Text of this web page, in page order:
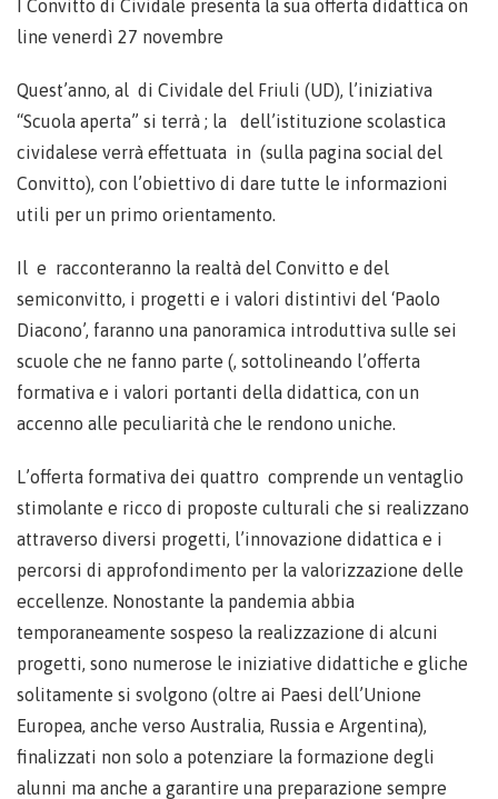
I Convitto di Cividale presenta la sua offerta didattica on
line venerdì 27 novembre
Quest’anno, al di Cividale del Friuli (UD), l’iniziativa
“Scuola aperta” si terrà ; la dell’istituzione scolastica
cividalese verrà effettuata in (sulla pagina social del
Convitto), con l’obiettivo di dare tutte le informazioni
utili per un primo orientamento.
Il e racconteranno la realtà del Convitto e del
semiconvitto, i progetti e i valori distintivi del ‘Paolo
Diacono’, faranno una panoramica introduttiva sulle sei
scuole che ne fanno parte (, sottolineando l’offerta
formativa e i valori portanti della didattica, con un
accenno alle peculiarità che le rendono uniche.
L’offerta formativa dei quattro comprende un ventaglio
stimolante e ricco di proposte culturali che si realizzano
attraverso diversi progetti, l’innovazione didattica e i
percorsi di approfondimento per la valorizzazione delle
eccellenze. Nonostante la pandemia abbia
temporaneamente sospeso la realizzazione di alcuni
progetti, sono numerose le iniziative didattiche e gliche
solitamente si svolgono (oltre ai Paesi dell’Unione
Europea, anche verso Australia, Russia e Argentina),
finalizzati non solo a potenziare la formazione degli
alunni ma anche a garantire una preparazione sempre